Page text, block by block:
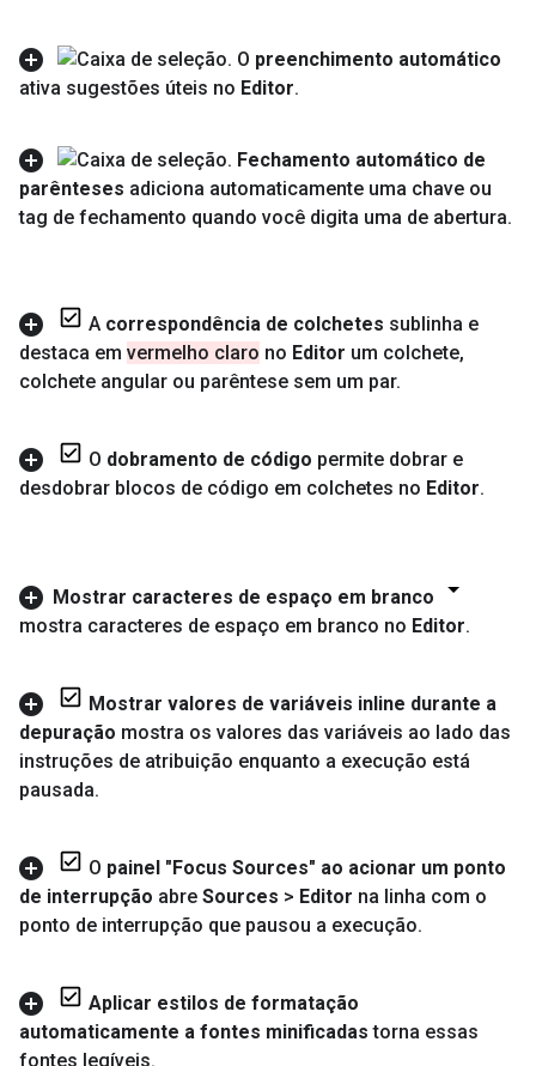
O preenchimento automático
ativa sugestões úteis no Editor.
Fechamento automático de
parênteses adiciona automaticamente uma chave ou
tag de fechamento quando você digita uma de abertura.
A correspondência de colchetes sublinha e
destaca em vermelho claro no Editor um colchete,
colchete angular ou parêntese sem um par.
O dobramento de código permite dobrar e
desdobrar blocos de código em colchetes no Editor.
Mostrar caracteres de espaço em branco
mostra caracteres de espaço em branco no Editor.
Mostrar valores de variáveis inline durante a
depuração mostra os valores das variáveis ao lado das
instruções de atribuição enquanto a execução está
pausada.
O painel "Focus Sources" ao acionar um ponto
de interrupção abre Sources > Editor na linha com o
ponto de interrupção que pausou a execução.
Aplicar estilos de formatação
automaticamente a fontes minificadas torna essas
fontes legíveis.